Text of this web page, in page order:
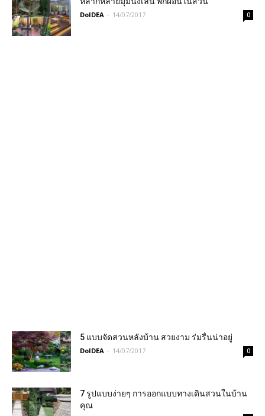
DoIDEA - 14/07/2017 0
5 แบบจัดสวนหลังบ้าน สวยงาม ร่มรื่นน่าอยู่
DoIDEA - 14/07/2017 0
7 รูปแบบง่ายๆ การออกแบบทางเดินสวนในบ้าน
คุณ